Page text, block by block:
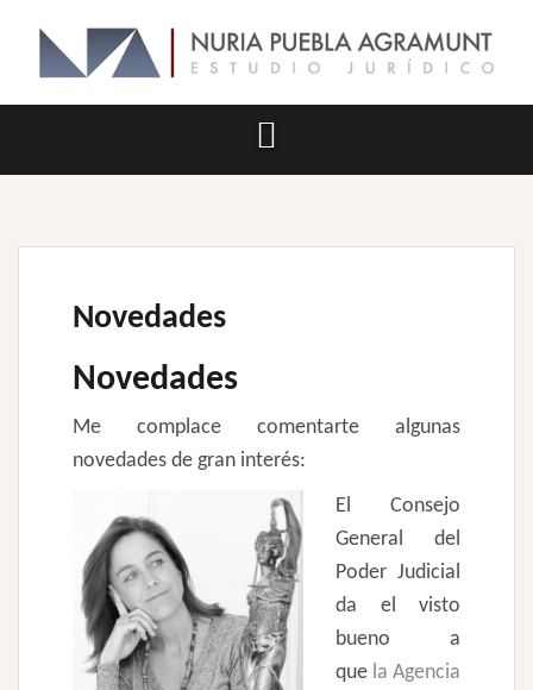
contenido
Novedades
Novedades
Me complace comentarte algunas
novedades de gran interés:
El Consejo
General del
Poder Judicial
da el visto
bueno a
que la Agencia